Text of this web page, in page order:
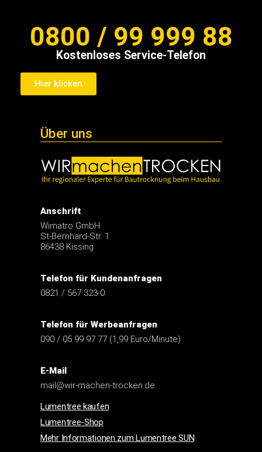
0800 / 99 999 88
Kostenloses Service-Telefon
Hier klicken
Über uns
Anschrift
Wimatro GmbH
St-Bernhard-Str. 1
86438 Kissing
Telefon für Kundenanfragen
0821 / 567 323-0
Telefon für Werbeanfragen
090 / 05 99 97 77 (1,99 Euro/Minute)
E-Mail
mail@wir-machen-trocken.de
Lumentree kaufen
Lumentree-Shop
Mehr Informationen zum Lumentree SUN